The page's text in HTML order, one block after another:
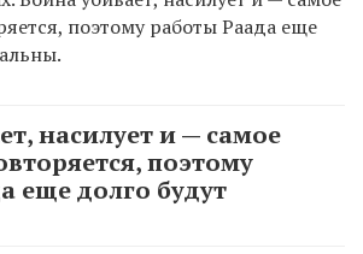
поэтому работы Раада еще
насилует и — самое
поэтому
еще долго будут